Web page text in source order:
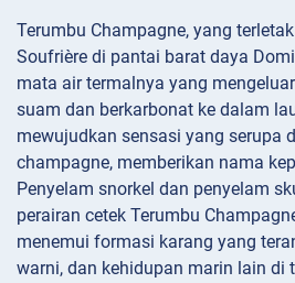
Terumbu Champagne, yang
Soufrière di pantai barat daya
mata air termalnya yang
suam dan berkarbonat ke dalam
mewujudkan sensasi yang serupa
champagne, memberikan nama
Penyelam snorkel dan penyelam
perairan cetek Terumbu
menemui formasi karang yang
warni, dan kehidupan marin lain di